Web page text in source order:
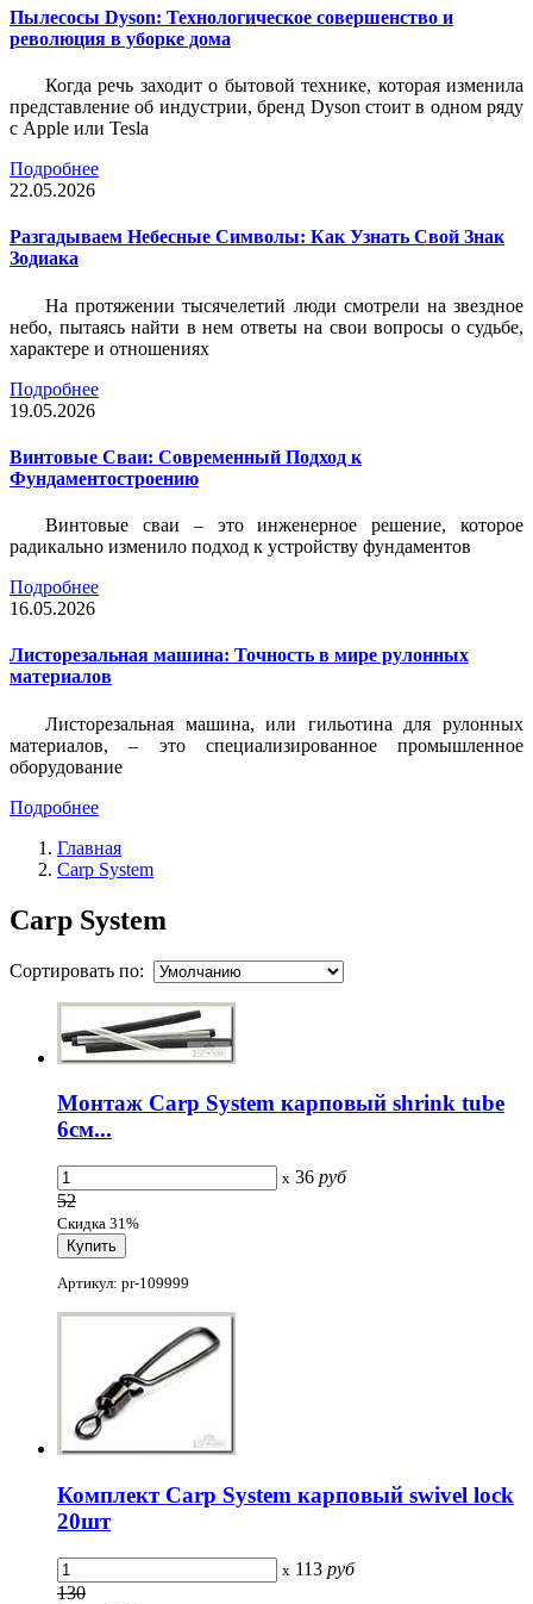
Пылесосы Dyson: Технологическое совершенство и
революция в уборке дома
Когда речь заходит о бытовой технике, которая изменила
представление об индустрии, бренд Dyson стоит в одном ряду
с Apple или Tesla
Подробнее
22.05.2026
Разгадываем Небесные Символы: Как Узнать Свой Знак
Зодиака
На протяжении тысячелетий люди смотрели на звездное
небо, пытаясь найти в нем ответы на свои вопросы о судьбе,
характере и отношениях
Подробнее
19.05.2026
Винтовые Сваи: Современный Подход к
Фундаментостроению
Винтовые сваи – это инженерное решение, которое
радикально изменило подход к устройству фундаментов
Подробнее
16.05.2026
Листорезальная машина: Точность в мире рулонных
материалов
Листорезальная машина, или гильотина для рулонных
материалов, – это специализированное промышленное
оборудование
Подробнее
Главная
Carp System
Carp System
Сортировать по:
Монтаж Carp System карповый shrink tube
6см...
x 36 руб
52
Скидка 31%
Артикул: pr-109999
Комплект Carp System карповый swivel lock
20шт
x 113 руб
130